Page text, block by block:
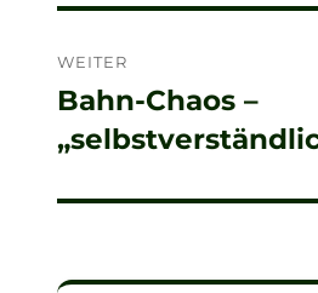
WEITER
Nächster
Beitrag:
Bahn-Chaos –